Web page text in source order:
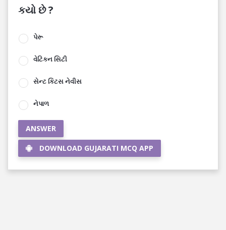
કયો છે ?
પેરૂ
વેટિકન સિટી
સેન્ટ કિટસ નેવીસ
નેપાળ
ANSWER
DOWNLOAD GUJARATI MCQ APP